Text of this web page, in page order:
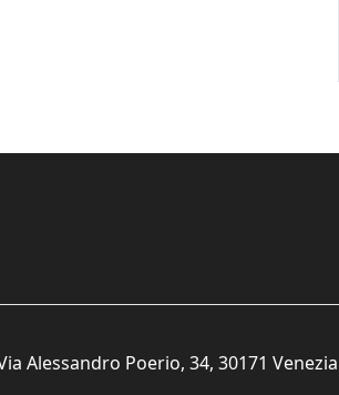
Alessandro Poerio, 34, 30171 Venezia